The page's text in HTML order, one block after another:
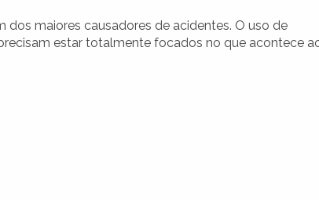
maiores causadores de acidentes. O uso de
estar totalmente focados no que acontece